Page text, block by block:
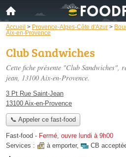
Accueil > Provence-Alpes-Côte d'Azur >
Aix-en-Provence
Club Sandwiches
Cette fiche présente "Club Sandwiches",
jean, 13100 Aix-en-Provence.
3 Pt Rue Saint-Jean
13100 Aix-en-Provence
📞 Appeler ce fast-food
Fast-food - Fermé, ouvre lundi à 9h00
Services :
à emporter, CB